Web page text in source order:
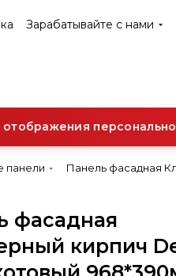
Зарабатывайте с нами
панели
Панель фасадная
фасадная
кирпич